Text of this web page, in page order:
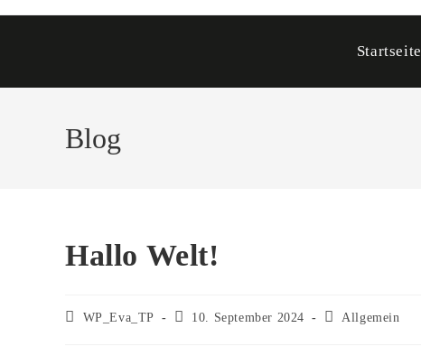
Startseite
Blog
Hallo Welt!
Beitrags-
WP_Eva_TP
Beitrag10. September 2024
Beitrags-
Allgemein